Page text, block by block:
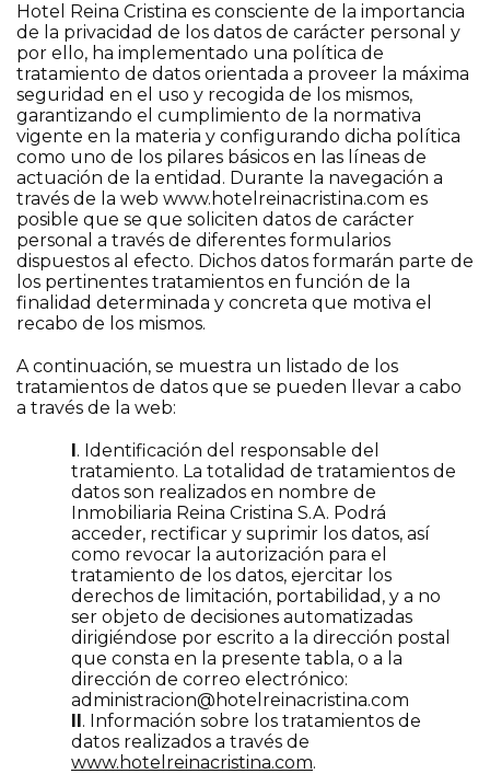
Hotel Reina Cristina es consciente de la importancia
de la privacidad de los datos de carácter personal y
por ello, ha implementado una política de
tratamiento de datos orientada a proveer la máxima
seguridad en el uso y recogida de los mismos,
garantizando el cumplimiento de la normativa
vigente en la materia y configurando dicha política
como uno de los pilares básicos en las líneas de
actuación de la entidad. Durante la navegación a
través de la web www.hotelreinacristina.com es
posible que se que soliciten datos de carácter
personal a través de diferentes formularios
dispuestos al efecto. Dichos datos formarán parte de
los pertinentes tratamientos en función de la
finalidad determinada y concreta que motiva el
recabo de los mismos.
A continuación, se muestra un listado de los
tratamientos de datos que se pueden llevar a cabo
a través de la web:
I. Identificación del responsable del
tratamiento. La totalidad de tratamientos de
datos son realizados en nombre de
Inmobiliaria Reina Cristina S.A. Podrá
acceder, rectificar y suprimir los datos, así
como revocar la autorización para el
tratamiento de los datos, ejercitar los
derechos de limitación, portabilidad, y a no
ser objeto de decisiones automatizadas
dirigiéndose por escrito a la dirección postal
que consta en la presente tabla, o a la
dirección de correo electrónico:
administracion@hotelreinacristina.com
II. Información sobre los tratamientos de
datos realizados a través de
www.hotelreinacristina.com.